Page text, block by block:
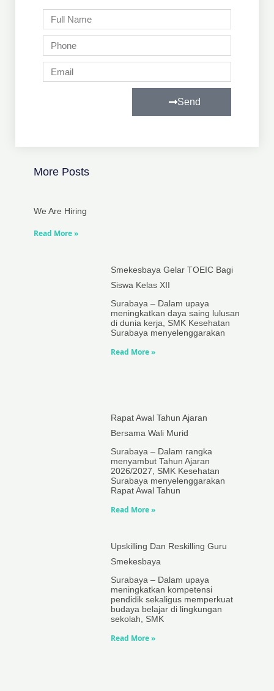
Full
Name
Phone
Email
Send
More Posts
We Are Hiring
Read More »
Smekesbaya Gelar TOEIC Bagi
Siswa Kelas XII
Surabaya – Dalam upaya
meningkatkan daya saing lulusan
di dunia kerja, SMK Kesehatan
Surabaya menyelenggarakan
Read More »
Rapat Awal Tahun Ajaran
Bersama Wali Murid
Surabaya – Dalam rangka
menyambut Tahun Ajaran
2026/2027, SMK Kesehatan
Surabaya menyelenggarakan
Rapat Awal Tahun
Read More »
Upskilling Dan Reskilling Guru
Smekesbaya
Surabaya – Dalam upaya
meningkatkan kompetensi
pendidik sekaligus memperkuat
budaya belajar di lingkungan
sekolah, SMK
Read More »